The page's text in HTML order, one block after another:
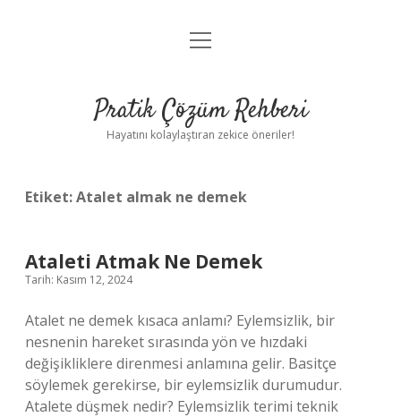
Anasayfa
Yasal Uyarı
menüyü
Pratik Çözüm Rehberi
Hayatını kolaylaştıran zekice öneriler!
Etiket:Atalet almak ne demek
Ataleti Atmak Ne Demek
Tarih: Kasım 12, 2024
Atalet ne demek kısaca anlamı? Eylemsizlik, bir
nesnenin hareket sırasında yön ve hızdaki
değişikliklere direnmesi anlamına gelir. Basitçe
söylemek gerekirse, bir eylemsizlik durumudur.
Atalete düşmek nedir? Eylemsizlik terimi teknik